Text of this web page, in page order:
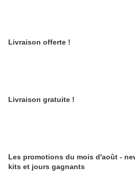
Livraison offerte !
Livraison gratuite !
Les promotions du mois d'août -
kits et jours gagnants